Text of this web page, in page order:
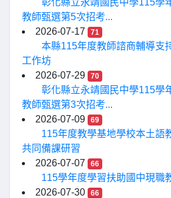
彰化縣立永靖國民中學115學
教師甄選第5次招考...
2026-07-17
71
本縣115年度教師諮商輔導支
工作坊
2026-07-29
70
彰化縣立永靖國民中學115學
教師甄選第3次招考...
2026-07-09
69
115年度教學基地學校本土語
共同備課研習
2026-07-07
66
115學年度學習扶助國中現職
2026-07-30
66